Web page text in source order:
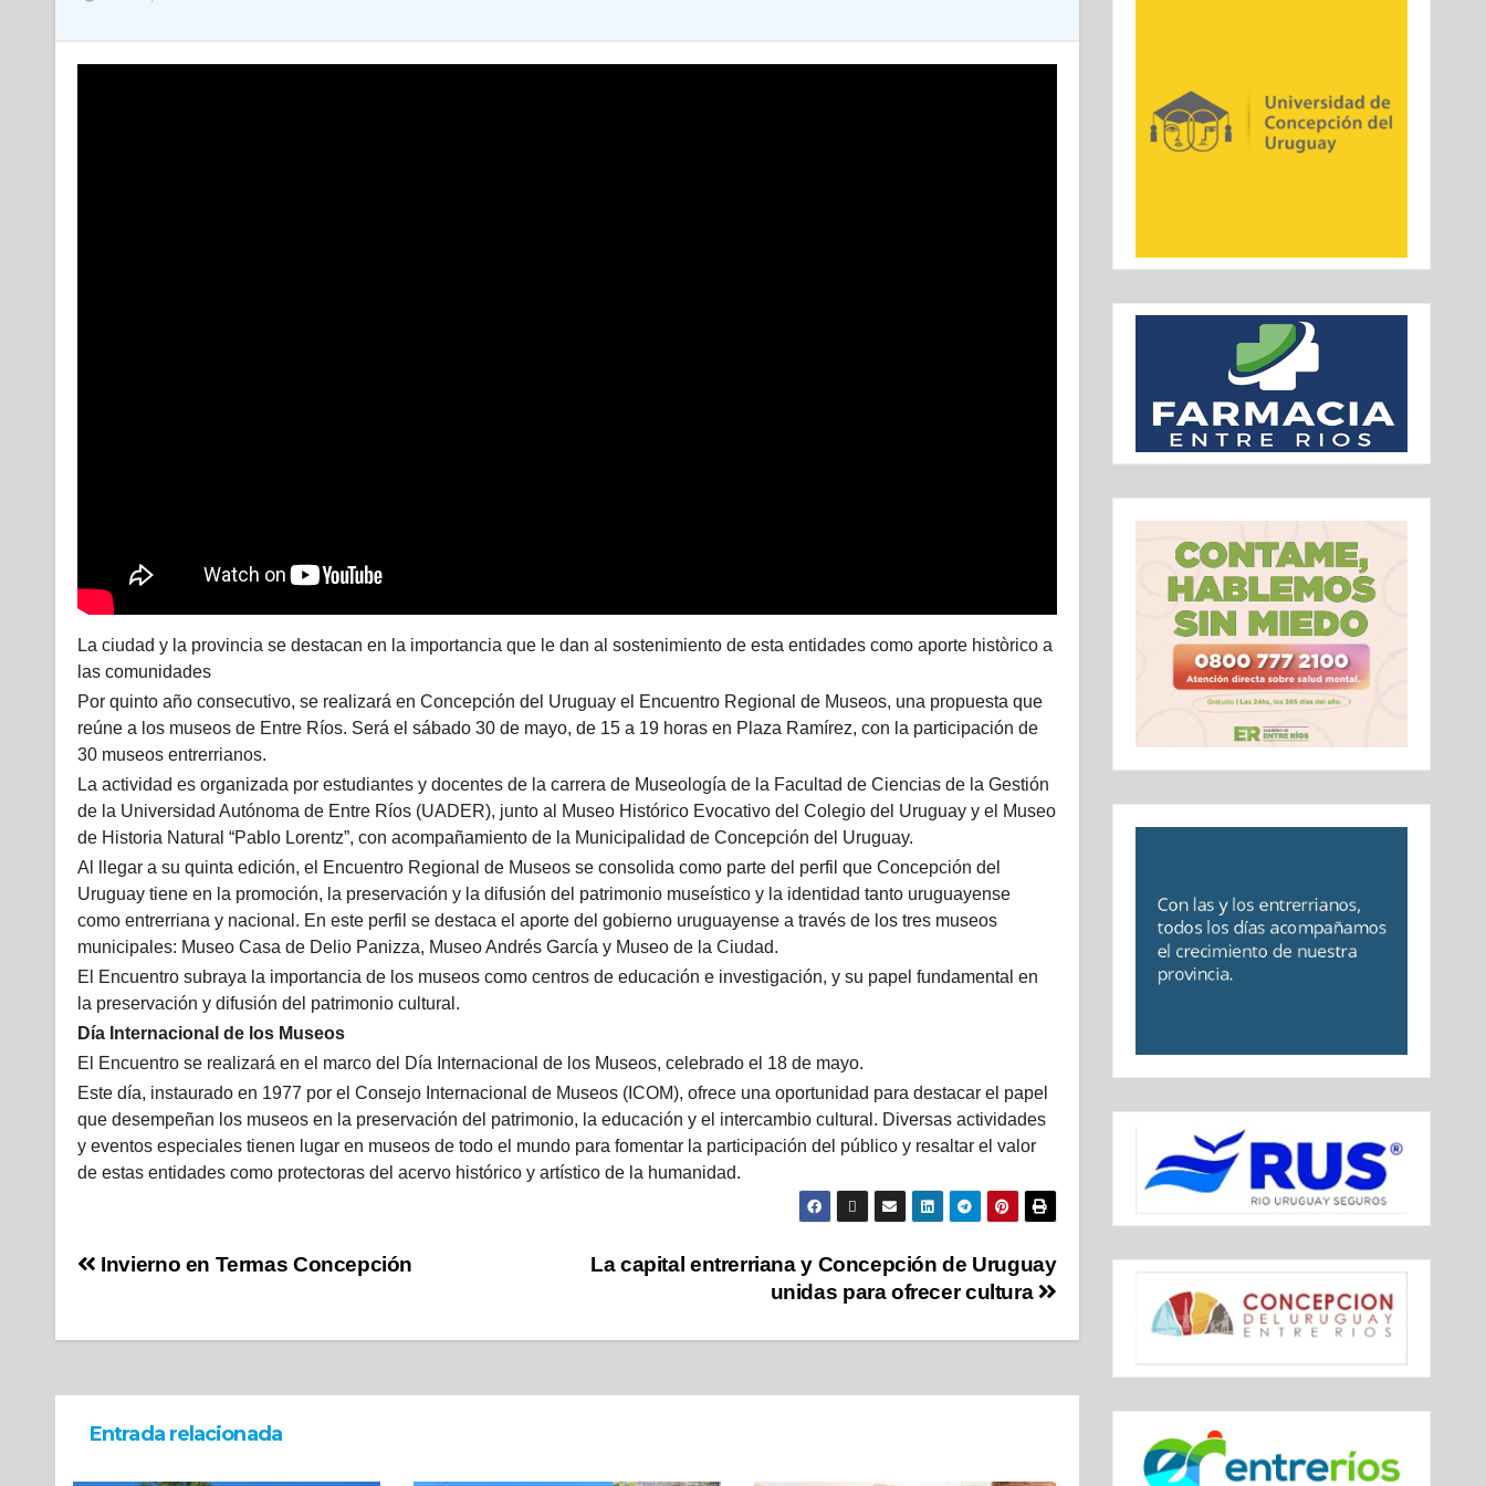
La ciudad y la provincia se destacan en la importancia que le dan al sostenimiento de esta entidades como aporte històrico a
las comunidades
Por quinto año consecutivo, se realizará en Concepción del Uruguay el Encuentro Regional de Museos, una propuesta que
reúne a los museos de Entre Ríos. Será el sábado 30 de mayo, de 15 a 19 horas en Plaza Ramírez, con la participación de
30 museos entrerrianos.
La actividad es organizada por estudiantes y docentes de la carrera de Museología de la Facultad de Ciencias de la Gestión
de la Universidad Autónoma de Entre Ríos (UADER), junto al Museo Histórico Evocativo del Colegio del Uruguay y el Museo
de Historia Natural “Pablo Lorentz”, con acompañamiento de la Municipalidad de Concepción del Uruguay.
Al llegar a su quinta edición, el Encuentro Regional de Museos se consolida como parte del perfil que Concepción del
Uruguay tiene en la promoción, la preservación y la difusión del patrimonio museístico y la identidad tanto uruguayense
como entrerriana y nacional. En este perfil se destaca el aporte del gobierno uruguayense a través de los tres museos
municipales: Museo Casa de Delio Panizza, Museo Andrés García y Museo de la Ciudad.
El Encuentro subraya la importancia de los museos como centros de educación e investigación, y su papel fundamental en
la preservación y difusión del patrimonio cultural.
Día Internacional de los Museos
El Encuentro se realizará en el marco del Día Internacional de los Museos, celebrado el 18 de mayo.
Este día, instaurado en 1977 por el Consejo Internacional de Museos (ICOM), ofrece una oportunidad para destacar el papel
que desempeñan los museos en la preservación del patrimonio, la educación y el intercambio cultural. Diversas actividades
y eventos especiales tienen lugar en museos de todo el mundo para fomentar la participación del público y resaltar el valor
de estas entidades como protectoras del acervo histórico y artístico de la humanidad.
La capital entrerriana y Concepción de Uruguay
unidas para ofrecer cultura
Invierno en Termas Concepción
Entrada relacionada